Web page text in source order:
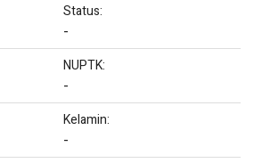
Status:
-
NUPTK:
-
Kelamin:
-